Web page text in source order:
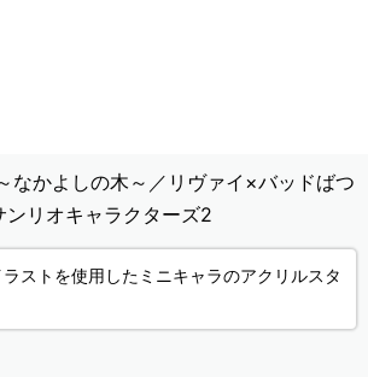
なかよしの木～／リヴァイ×バッドばつ
リオキャラクターズ2
ストを使用したミニキャラのアクリルスタ